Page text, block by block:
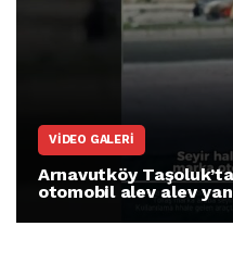
ARNAVUTKÖY
Arnavutköy İmrahor
protesto gösterisi